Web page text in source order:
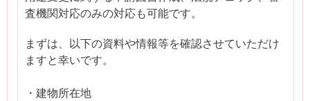
査機関対応のみの対応も可能です。
まずは、以下の資料や情報等を確認させていただけ
ますと幸いです。
・建物所在地